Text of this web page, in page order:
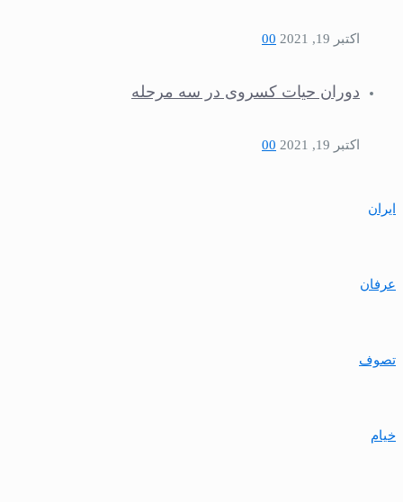
اکتبر 19, 2021 00
دوران حیات كسروى در سه مرحله
اکتبر 19, 2021 00
ایران
عرفان
تصوف
خیام